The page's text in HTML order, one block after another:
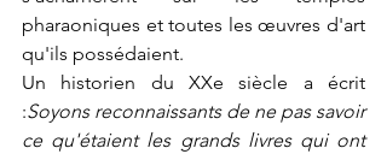
pharaoniques et toutes les œuvres d'art
qu'ils possédaient.
Un historien du XXe siècle a écrit
:Soyons reconnaissants de ne pas savoir
ce qu'étaient les grands livres qui ont